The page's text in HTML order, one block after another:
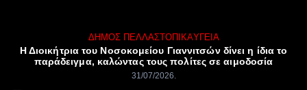
ΔΉΜΟΣ ΠΈΛΛΑΣΤΟΠΙΚΆΥΓΕΊΑ
Η Διοικήτρια του Νοσοκομείου Γιαννιτσών δίνει η ίδια το
παράδειγμα, καλώντας τους πολίτες σε αιμοδοσία
31/07/2026